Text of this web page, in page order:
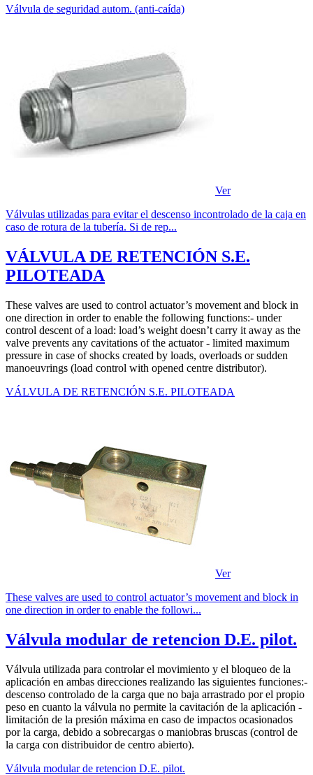
Válvula de seguridad autom. (anti-caída)
Ver
Válvulas utilizadas para evitar el descenso incontrolado de la caja en
caso de rotura de la tubería. Si de rep...
VÁLVULA DE RETENCIÓN S.E.
PILOTEADA
These valves are used to control actuator’s movement and block in
one direction in order to enable the following functions:- under
control descent of a load: load’s weight doesn’t carry it away as the
valve prevents any cavitations of the actuator - limited maximum
pressure in case of shocks created by loads, overloads or sudden
manoeuvrings (load control with opened centre distributor).
VÁLVULA DE RETENCIÓN S.E. PILOTEADA
Ver
These valves are used to control actuator’s movement and block in
one direction in order to enable the followi...
Válvula modular de retencion D.E. pilot.
Válvula utilizada para controlar el movimiento y el bloqueo de la
aplicación en ambas direcciones realizando las siguientes funciones:-
descenso controlado de la carga que no baja arrastrado por el propio
peso en cuanto la válvula no permite la cavitación de la aplicación -
limitación de la presión máxima en caso de impactos ocasionados
por la carga, debido a sobrecargas o maniobras bruscas (control de
la carga con distribuidor de centro abierto).
Válvula modular de retencion D.E. pilot.